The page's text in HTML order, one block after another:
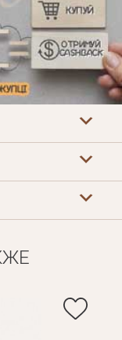
с сылкой для